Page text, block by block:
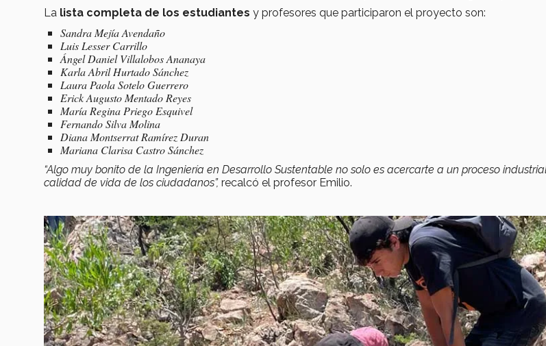
La lista completa de los estudiantes y profesores que participaron el proyecto son:
Sandra Mejía Avendaño
Luis Lesser Carrillo
Ángel Daniel Villalobos Ananaya
Karla Abril Hurtado Sánchez
Laura Paola Sotelo Guerrero
Erick Augusto Mentado Reyes
María Regina Priego Esquivel
Fernando Silva Molina
Diana Montserrat Ramírez Duran
Mariana Clarisa Castro Sánchez
“Algo muy bonito de la Ingeniería en Desarrollo Sustentable no solo es acercarte a un proceso
calidad de vida de los ciudadanos”, recalcó el profesor Emilio.